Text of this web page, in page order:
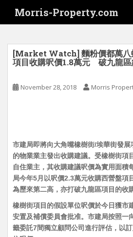
i
Morris-Property.com
[Market Watch] 麵粉價都萬八
項目收購呎價1.8萬元 破九龍
November 28, 2018 Morris
市建局即將向大角嘴橡樹街/埃華街發展
的物業業主發出收購建議。受橡樹街項
自住業主，其收購建議呎價為實用面積
局今年5月以呎價2.3萬元收購西營盤項
為歷來第二高 ，亦打破九龍區項目的收
橡樹街項目的假設單位呎價於今日獲市
安置及補償委員會批准。市建局按照一
籤委託7間獨立顧問公司進行評估，以